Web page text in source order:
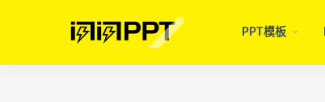
PPT模板